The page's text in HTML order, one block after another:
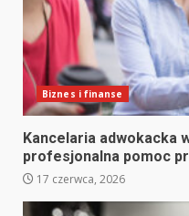
Biznes i finanse
Kancelaria adwokacka
profesjonalna pomoc
17 czerwca, 2026